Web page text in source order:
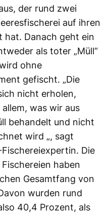
der rund zwei
auf ihren
hat. Danach geht ein
als toter „Müll“
ohne
gefischt. „Die
nicht erholen,
was wir aus
behandelt und nicht
wird „, sagt
Die
haben
Gesamtfang von
wurden rund
40,4 Prozent, als